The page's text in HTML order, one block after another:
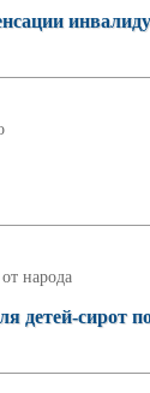
народа
детей‑сирот